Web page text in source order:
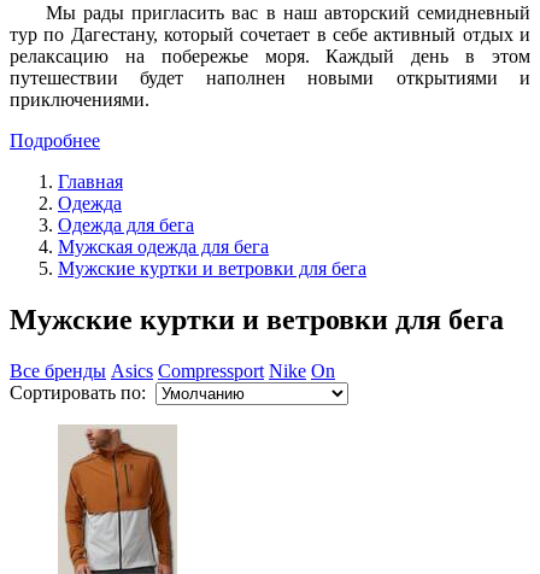
Мы рады пригласить вас в наш авторский семидневный
тур по Дагестану, который сочетает в себе активный отдых и
релаксацию на побережье моря. Каждый день в этом
путешествии будет наполнен новыми открытиями и
приключениями.
Подробнее
Главная
Одежда
Одежда для бега
Мужская одежда для бега
Мужские куртки и ветровки для бега
Мужские куртки и ветровки для бега
Все бренды Asics Compressport Nike On
Сортировать по: